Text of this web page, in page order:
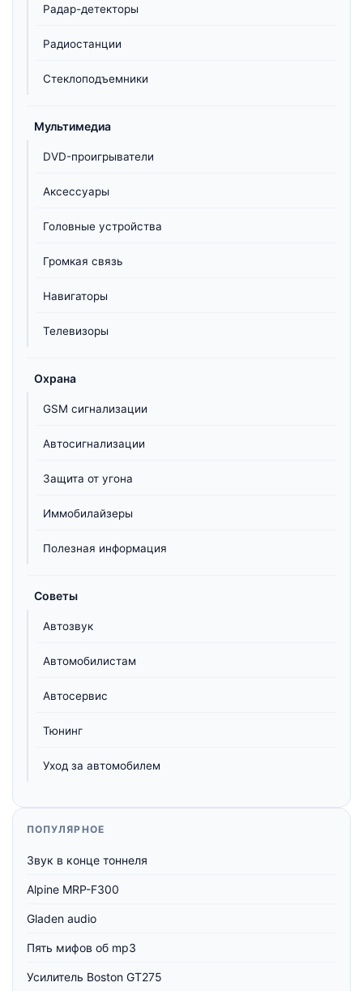
Радар-детекторы
Радиостанции
Стеклоподъемники
Мультимедиа
DVD-проигрыватели
Аксессуары
Головные устройства
Громкая связь
Навигаторы
Телевизоры
Охрана
GSM сигнализации
Автосигнализации
Защита от угона
Иммобилайзеры
Полезная информация
Советы
Автозвук
Автомобилистам
Автосервис
Тюнинг
Уход за автомобилем
ПОПУЛЯРНОЕ
Звук в конце тоннеля
Alpine MRP-F300
Gladen audio
Пять мифов об mp3
Усилитель Boston GT275